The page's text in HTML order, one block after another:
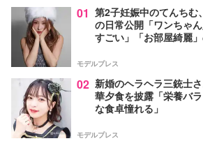
01 第2子妊娠中のてんちむ
の日常公開「ワンちゃ
すごい」「お部屋綺麗
モデルプレス
02 新婚のヘラヘラ三銃士
華夕食を披露「栄養バ
な食卓憧れる」
モデルプレス